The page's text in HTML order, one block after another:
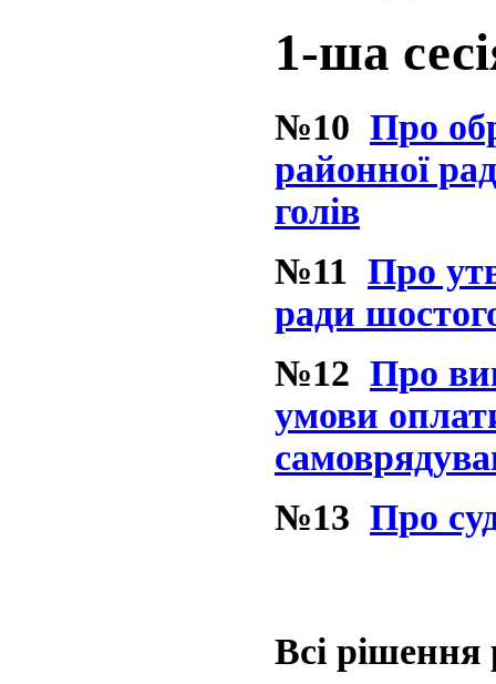
1-ша
№10 Про
районної
голів
№11 Про
ради
№12 Про
умови
№13 Про
Всі рішення